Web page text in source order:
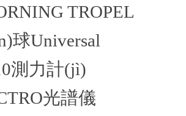
TROPEL
球Universal
測力計(jì)
光譜儀